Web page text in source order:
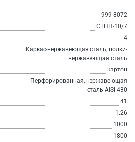
999-8072
СТПП-10/7
4
Каркас-нержавеющая сталь, полки-
нержавеющая сталь
картон
Перфорированная, нержавеющая
сталь AISI 430
41
1.26
1000
1800